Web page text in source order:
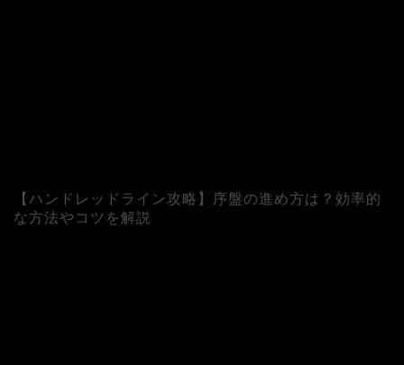
【ハンドレッドライン攻略】序盤の進め方は？効率的
な方法やコツを解説